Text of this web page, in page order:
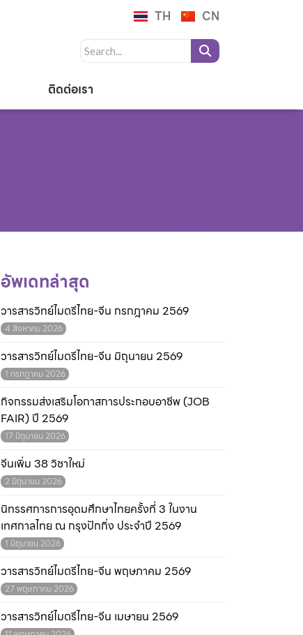
TH CN
ติดต่อเรา
อัพเดทล่าสุด
วารสารวิทย์ไมตรีไทย-จีน กรกฎาคม 2569
4 สิงหาคม 2026
วารสารวิทย์ไมตรีไทย-จีน มิถุนายน 2569
1 กรกฎาคม 2026
กิจกรรมส่งเสริมโอกาสการประกอบอาชีพ (JOB
FAIR) ปี 2569
17 มิถุนายน 2026
จีนเพิ่ม 38 วิชาใหม่
2 มิถุนายน 2026
นิทรรศการการอุดมศึกษาไทยครั้งที่ 3 ในงาน
เทศกาลไทย ณ กรุงปักกิ่ง ประจำปี 2569
1 มิถุนายน 2026
วารสารวิทย์ไมตรีไทย-จีน พฤษภาคม 2569
27 พฤษภาคม 2026
วารสารวิทย์ไมตรีไทย-จีน เมษายน 2569